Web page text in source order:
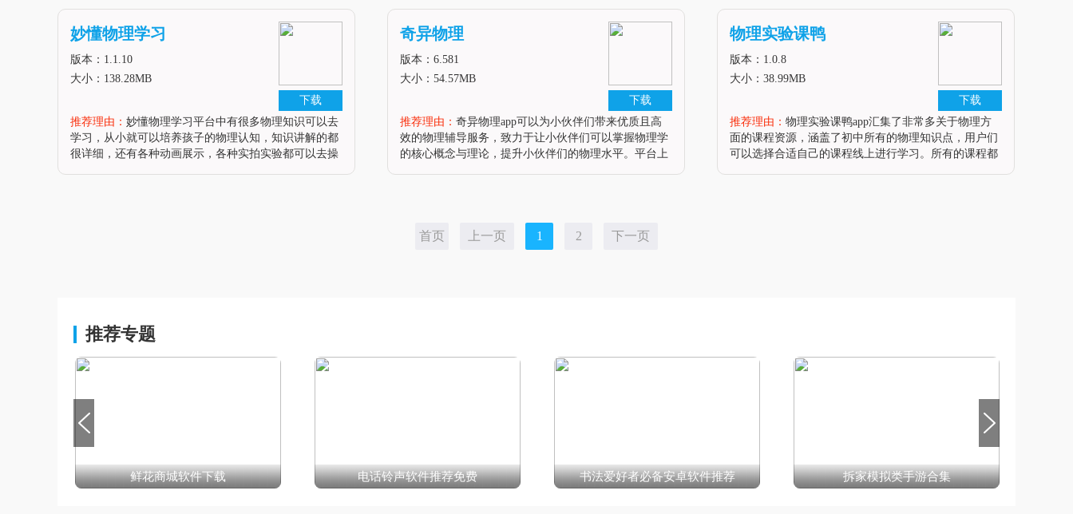
们能够更直观地理解物理知识。2. 软件提供同步练习
题，让学生们能够巩固所学知识，提高解题能力。3. 支
持纸基智能练习册下载打印，方便学生们随时随地进行
学习。软件特性1
对物理学科的理解与掌握。软件亮点1. 提供海量物理学
习资源，涵盖理论知识和实验内容，助力学生稳步提升
物理学习成效。2. 支持实时仿真实验，允许学生自由设
计电路、设置器件属性，
下载
妙懂物理学习
版本：1.1.10
大小：138.28MB
推荐理由： 妙懂物理学习平台中有很多物理知识可以去
学习，从小就可以培养孩子的物理认知，知识讲解的都
很详细，还有各种动画展示，各种实拍实验都可以去操
下载
奇异物理
版本：6.581
大小：54.57MB
推荐理由： 奇异物理app可以为小伙伴们带来优质且高
效的物理辅导服务，致力于让小伙伴们可以掌握物理学
的核心概念与理论，提升小伙伴们的物理水平。平台上
引擎，模拟真实的物理运动规律可以通过软件进行实验
操作，观察实验现象，并与
下载
物理实验课鸭
版本：1.0.8
大小：38.99MB
推荐理由： 物理实验课鸭app汇集了非常多关于物理方
面的课程资源，涵盖了初中所有的物理知识点，用户们
可以选择合适自己的课程线上进行学习。所有的课程都
首页 上一页 1 2 下一页
推荐专题
鲜花商城软件下载 电话铃声软件推荐免费 书法爱好者必备安卓软件推荐 拆家模拟类手游合集